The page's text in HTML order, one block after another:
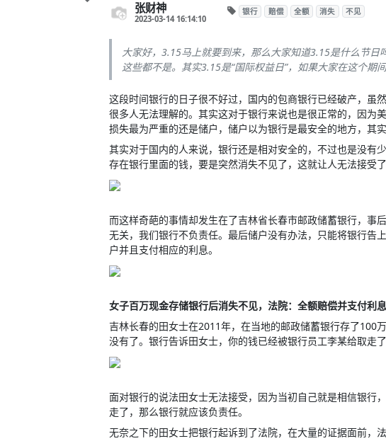
张财神
2023-03-14 16:14:10
银行 赔偿 全额 消失 不见
大家好，3.15马上就要到来，那么大家知道3.15是什么节
这些都不是。其实3.15是“国际权益日”，如果大家在这个期
这段时间银行的日子很不好过，国内的包商银行已经破产，虽
很多人无法理解的。其实这对于银行来说也是很正常的，因为
损失最为严重的还是储户，储户以为银行是最安全的地方，其实
其实对于国内的人来说，银行还是相对安全的，不过也是没有
存在银行里面的钱，要是突然消失不见了，这就让人无法接受了
而这样奇葩的事情却发生在了吉林省长春市邮政储蓄银行，事
无关，我们银行不负责任。最后储户没有办法，只能将银行告
户并且支付相应的利息。
女子百万现金存储银行后消失不见，法院：全额赔偿并支付利息
吉林长春的田女士在2011年，在当地的邮政储蓄银行存了100
没有了。银行告诉田女士，你的钱已经被银行员工李某给取走
面对银行的说法田女士无法接受，因为当初自己就是相信银行
走了，那么银行就应该负责任。
无奈之下的田女士把银行起诉到了法院，在大量的证据面前，